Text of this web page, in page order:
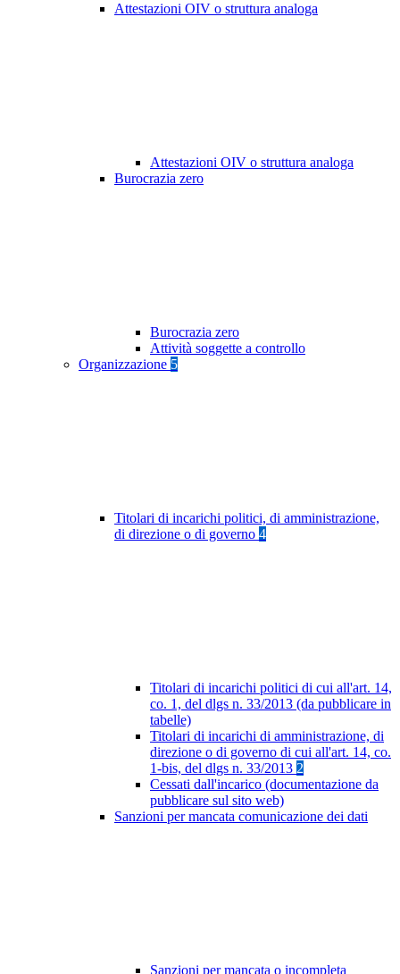
Attestazioni OIV o struttura analoga
Attestazioni OIV o struttura analoga
Burocrazia zero
Burocrazia zero
Attività soggette a controllo
Organizzazione 5
Titolari di incarichi politici, di amministrazione,
di direzione o di governo 4
Titolari di incarichi politici di cui all'art. 14,
co. 1, del dlgs n. 33/2013 (da pubblicare in
tabelle)
Titolari di incarichi di amministrazione, di
direzione o di governo di cui all'art. 14, co.
1-bis, del dlgs n. 33/2013 2
Cessati dall'incarico (documentazione da
pubblicare sul sito web)
Sanzioni per mancata comunicazione dei dati
Sanzioni per mancata o incompleta